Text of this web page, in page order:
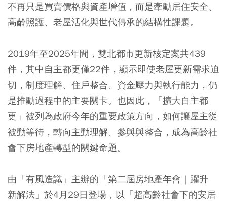
不再只是買賣價格與資產增值，而是牽動居住安全、
高齡照護、老屋活化與世代傳承的結構性課題。
2019年至2025年間，雙北都市更新核定案共439
件，其中自主都更僅22件，顯示即使老屋更新需求迫
切，制度理解、住戶整合、資金壓力與執行能力，仍
是推動過程中的主要關卡。也因此，「擴大自主都
更」被列為政府今年的重要政策方向，如何讓屋主從
被動等待，轉向主動理解、參與與整合，成為高齡社
會下房地產轉型的關鍵命題。
由「有風造識」主辦的「第二屆房地產年會｜躍升
新解法」於4月29日登場，以「超高齡社會下的安居